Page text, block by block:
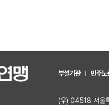
부설기관 민주노
(우) 04518 서울